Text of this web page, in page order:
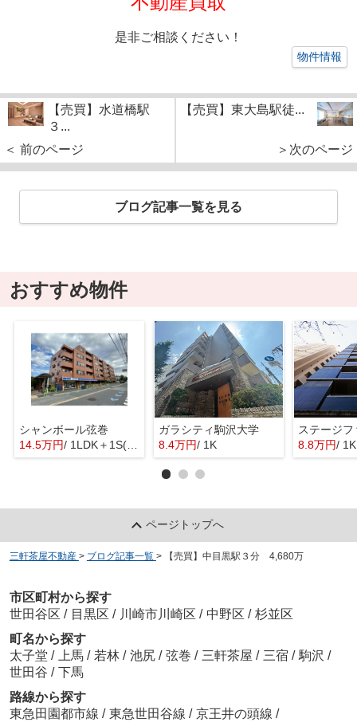
是非ご相談ください！
物件情報
【売買】水道橋駅
３...
＜ 前のページ
【売買】東大島駅徒...
＞次のページ
ブログ記事一覧を見る
おすすめ物件
シャンボール弦巻
14.5万円/ 1LDK＋1S(納戸)
ガラシティ駒沢大学
8.4万円/ 1K 8.8万円/ 1K
ページトップへ
三軒茶屋不動産 > ブログ記事一覧 > 【売買】中目黒駅３分 4,680万
市区町村から探す
世田谷区 / 目黒区 / 川崎市川崎区 / 中野区 / 杉並区
町名から探す
太子堂 / 上馬 / 若林 / 池尻 / 弦巻 / 三軒茶屋 / 三宿 / 駒沢 /
世田谷 / 下馬
路線から探す
東急田園都市線 / 東急世田谷線 / 京王井の頭線 /